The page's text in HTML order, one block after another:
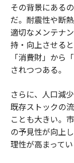
その背景にある
だ。耐震性や断
適切なメンテナ
持・向上させる
「消費財」から
されつつある。
さらに、人口減
既存ストックの
ことも大きい。
の予見性が向上
理性が高まってい